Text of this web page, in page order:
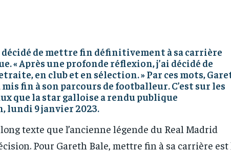
décidé de mettre fin définitivement à sa carrière
« Après une profonde réflexion, j’ai décidé de
en club et en sélection. » Par ces mots,
mis fin à son parcours de footballeur. C’est sur les
que la star galloise a rendu publique
lundi 9 janvier 2023.
long texte que l’ancienne légende du Real Madrid
Pour Gareth Bale, mettre fin à sa carrière est